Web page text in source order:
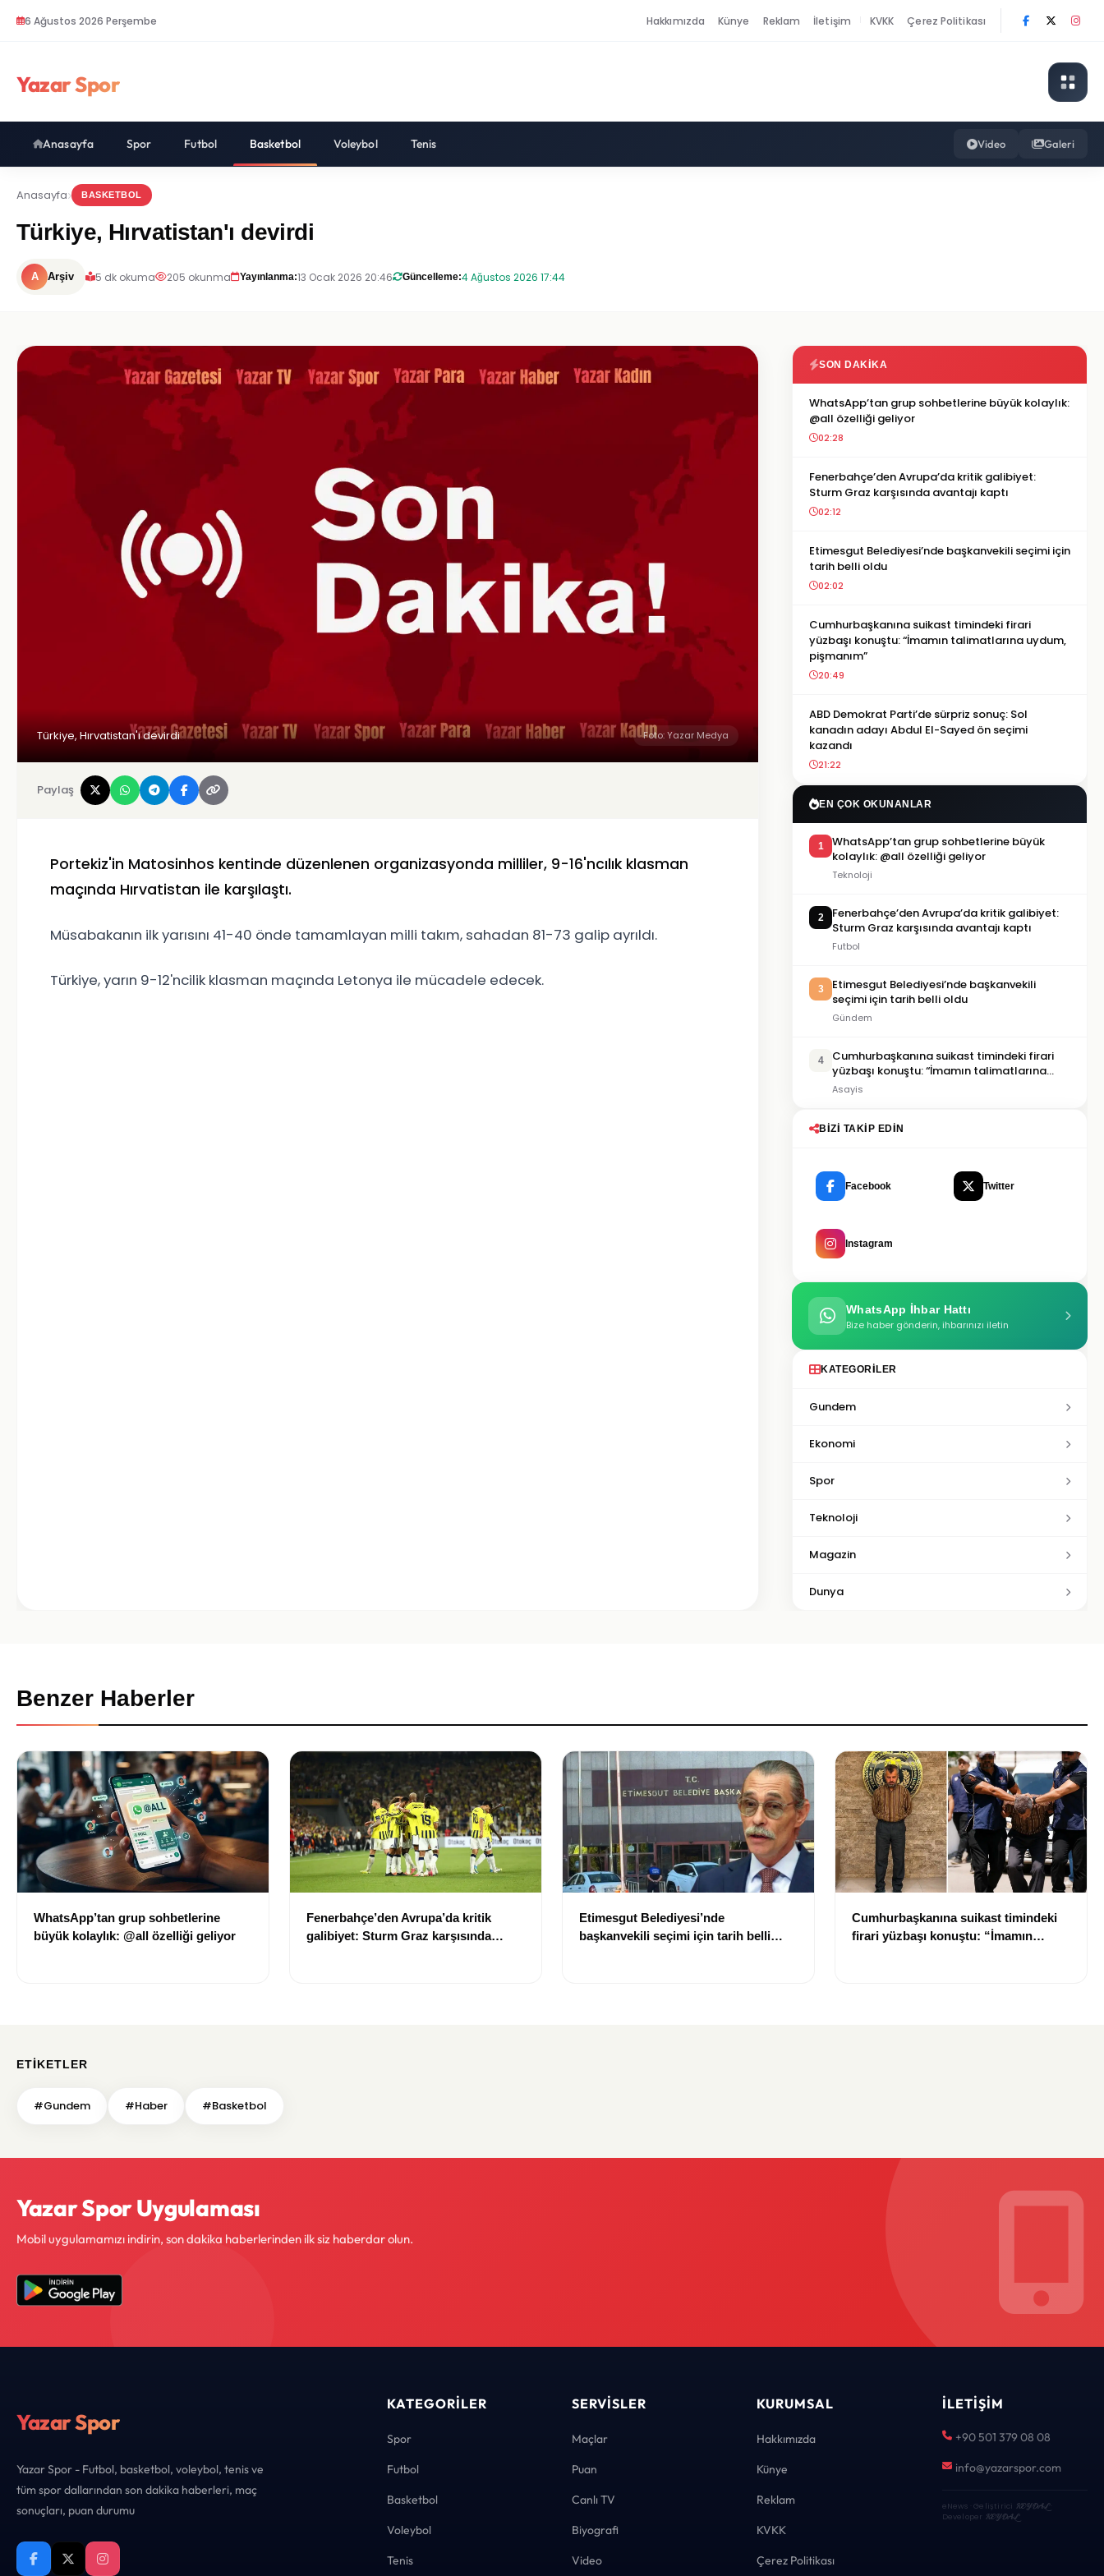
6 Ağustos 2026 Perşembe Hakkımızda Künye Reklam İletişim KVKK Çerez Politikası
Yazar Spor
Anasayfa Spor Futbol Basketbol Voleybol Tenis Video Galeri
Anasayfa BASKETBOL
Türkiye, Hırvatistan'ı devirdi
A Arşiv 5 dk okuma 205 okunma Yayınlanma:13 Ocak 2026 20:46 Güncelleme:4 Ağustos 2026 17:44
Türkiye, Hırvatistan'ı devirdi Foto: Yazar Medya
Paylaş
Portekiz'in Matosinhos kentinde düzenlenen organizasyonda milliler, 9-16'ncılık klasman
maçında Hırvatistan ile karşılaştı.
Müsabakanın ilk yarısını 41-40 önde tamamlayan milli takım, sahadan 81-73 galip ayrıldı.
Türkiye, yarın 9-12'ncilik klasman maçında Letonya ile mücadele edecek.
SON DAKIKA
WhatsApp’tan grup sohbetlerine büyük kolaylık:
@all özelliği geliyor
02:28
Fenerbahçe’den Avrupa’da kritik galibiyet:
Sturm Graz karşısında avantajı kaptı
02:12
Etimesgut Belediyesi’nde başkanvekili seçimi için
tarih belli oldu
02:02
Cumhurbaşkanına suikast timindeki firari
yüzbaşı konuştu: “İmamın talimatlarına uydum,
pişmanım”
20:49
ABD Demokrat Parti’de sürpriz sonuç: Sol
kanadın adayı Abdul El-Sayed ön seçimi
kazandı
21:22
EN ÇOK OKUNANLAR
1
WhatsApp’tan grup sohbetlerine büyük
kolaylık: @all özelliği geliyor
Teknoloji
2
Fenerbahçe’den Avrupa’da kritik galibiyet:
Sturm Graz karşısında avantajı kaptı
Futbol
3
Etimesgut Belediyesi’nde başkanvekili
seçimi için tarih belli oldu
Gündem
4
Cumhurbaşkanına suikast timindeki firari
yüzbaşı konuştu: “İmamın talimatlarına
uydum, pişmanım”
Asayis
BIZI TAKIP EDIN
Facebook Twitter
Instagram
WhatsApp İhbar Hattı
Bize haber gönderin, ihbarınızı iletin
KATEGORILER
Gundem
Ekonomi
Spor
Teknoloji
Magazin
Dunya
Benzer Haberler
WhatsApp’tan grup sohbetlerine
büyük kolaylık: @all özelliği geliyor
Fenerbahçe’den Avrupa’da kritik
galibiyet: Sturm Graz karşısında
Etimesgut Belediyesi’nde
başkanvekili seçimi için tarih belli
Cumhurbaşkanına suikast timindeki
firari yüzbaşı konuştu: “İmamın
ETIKETLER
#Gundem #Haber #Basketbol
Yazar Spor Uygulaması
Mobil uygulamamızı indirin, son dakika haberlerinden ilk siz haberdar olun.
Yazar Spor
Yazar Spor - Futbol, basketbol, voleybol, tenis ve
tüm spor dallarından son dakika haberleri, maç
sonuçları, puan durumu
KATEGORILER
Spor
Futbol
Basketbol
Voleybol
Tenis
SERVISLER
Maçlar
Puan
Canlı TV
Biyografi
Video
KURUMSAL
Hakkımızda
Künye
Reklam
KVKK
Çerez Politikası
İLETIŞIM
+90 501 379 08 08
info@yazarspor.com
eNews · Geliştirici KEYDAL·
Developer KEYDAL